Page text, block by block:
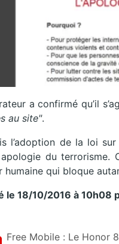
a confirmé qu’il
au site".
l’adoption de la loi
du terrorisme.
humaine qui bloque
le 18/10/2016 à 10h08
Free Mobile : Le Honor